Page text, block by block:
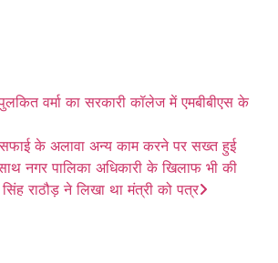
वर्मा का सरकारी कॉलेज में एमबीबीएस के
सफाई के अलावा अन्य काम करने पर सख्त हुई
नगर पालिका अधिकारी के खिलाफ भी की
सिंह राठौड़ ने लिखा था मंत्री को पत्र